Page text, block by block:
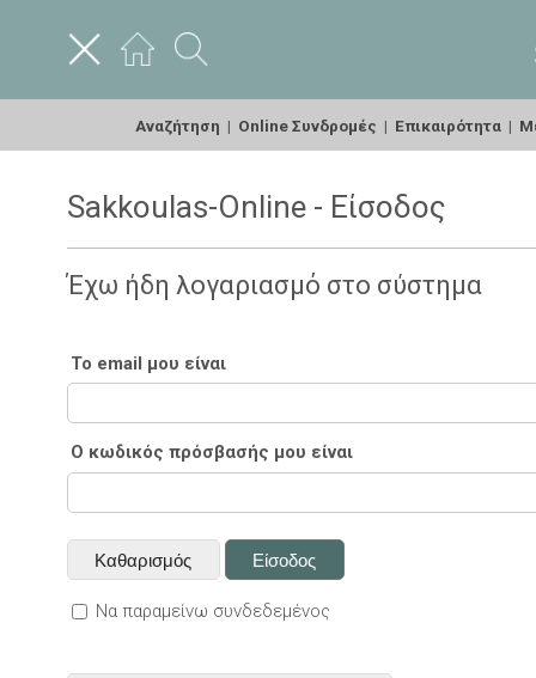
Αναζήτηση | Online Συνδρομές | Επικαιρότητα |
Sakkoulas-Online - Είσοδος
Έχω ήδη λογαριασμό στο σύστημα
Το email μου είναι
Ο κωδικός πρόσβασής μου είναι
Να παραμείνω συνδεδεμένος